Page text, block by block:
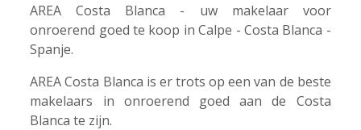
AREA Costa Blanca - uw makelaar voor
onroerend goed te koop in Calpe - Costa Blanca -
Spanje.
AREA Costa Blanca is er trots op een van de beste
makelaars in onroerend goed aan de Costa
Blanca te zijn.